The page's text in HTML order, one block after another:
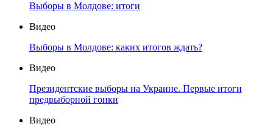
Выборы в Молдове: итоги
Видео
Выборы в Молдове: каких итогов ждать?
Видео
Президентские выборы на Украине. Первые итоги
предвыборной гонки
Видео